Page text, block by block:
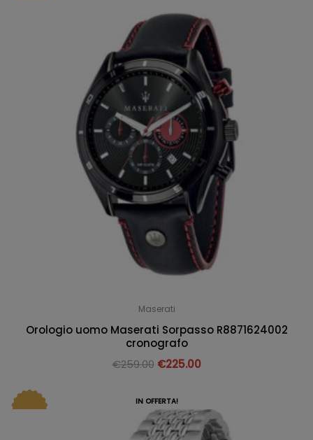
Maserati
Orologio uomo Maserati Sorpasso R8871624002
cronografo
€259.00 €225.00
IN OFFERTA!